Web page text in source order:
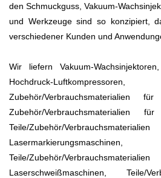
den Schmuckguss, Vakuum-
und Werkzeuge sind so konzipiert,
verschiedener Kunden und
Wir liefern Vakuum-
Hochdruck-Luftkompressoren,
Zubehör/Verbrauchsmaterialien für
Zubehör/Verbrauchsmaterialien für
Teile/Zubehör/
Lasermarkierungsmaschinen,
Teile/Zubehör/
Laserschweißmaschinen, Teile/